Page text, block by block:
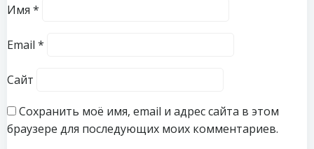
Имя *
Email *
Сайт
Сохранить моё имя, email и адрес сайта в этом
браузере для последующих моих комментариев.